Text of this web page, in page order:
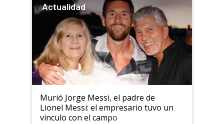
Actualidad
Murió Jorge Messi, el padre de
Lionel Messi: el empresario tuvo un
vínculo con el campo